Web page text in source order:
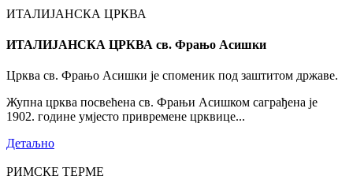
ИТАЛИЈАНСКА ЦРКВА
ИТАЛИЈАНСКА ЦРКВА св. Фрањо Асишки
Црква св. Фрањо Асишки је споменик под заштитом државе.
Жупна црква посвећена св. Фрањи Асишком саграђена је
1902. године умјесто привремене црквице...
Детаљно
РИМСКЕ ТЕРМЕ